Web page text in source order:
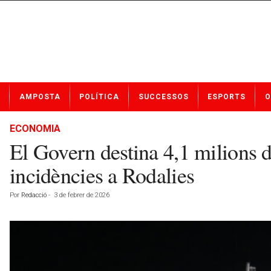
t
AMPOSTA POLÍTICA SUCCESSOS ESPORTS
ECONOMIA
El Govern destina 4,1 milions
incidències a Rodalies
Por Redacció - 3 de febrer de 2026